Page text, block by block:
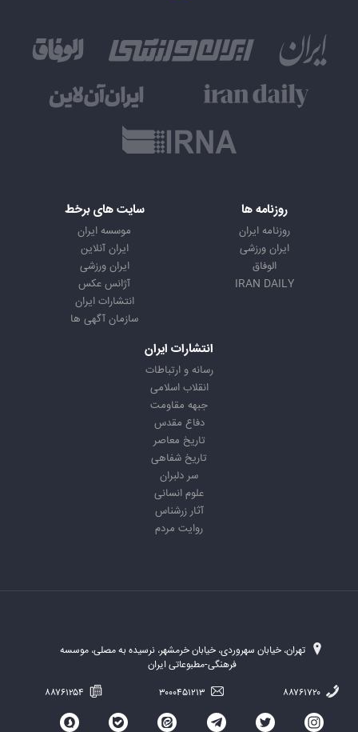
روزنامه ها
روزنامه ایران
ایران ورزشی
الوفاق
IRAN DAILY
سایت های برخط
موسسه ایران
ایران آنلاین
ایران ورزشی
آژانس عکس
انتشارات ایران
سازمان آگهی ها
انتشارات ایران
رسانه و ارتباطات
انقلاب اسلامی
جبهه مقاومت
دفاع مقدس
تاریخ معاصر
تاریخ شفاهی
سر دلبران
علوم انسانی
آثار زرشناس
روایت مردم
تهران، خیابان سهروردی، خیابان خرمشهر، نرسیده به مصلی، موسسه
فرهنگی-مطبوعاتی ایران